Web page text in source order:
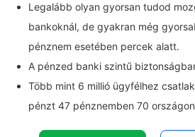
Legalább olyan gyorsan tudod
bankoknál, de gyakran még
pénznem esetében percek alatt.
A pénzed banki szintű
Több mint 6 millió ügyfélhez
pénzt 47 pénznemben 70